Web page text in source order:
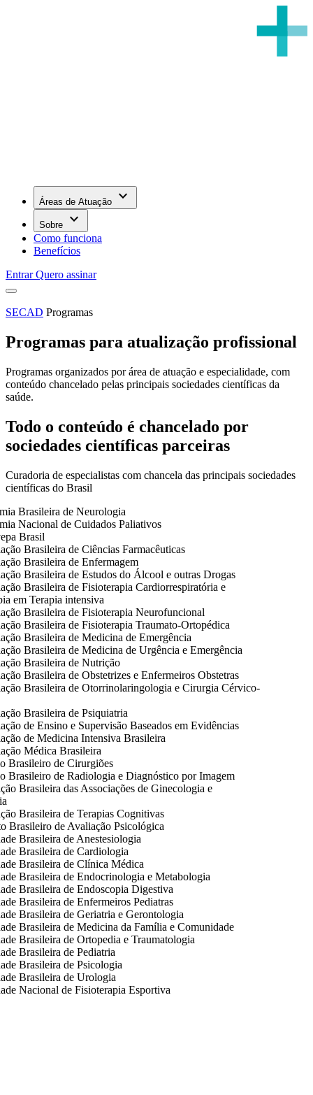
Áreas de Atuação keyboard_arrow_down
Sobre keyboard_arrow_down
Como funciona
Benefícios
EntrarQuero assinar
SECAD Programas
Programas para atualização profissional
Programas organizados por área de atuação e especialidade, com
conteúdo chancelado pelas principais sociedades científicas da
saúde.
Todo o conteúdo é chancelado por
sociedades científicas parceiras
Curadoria de especialistas com chancela das principais sociedades
científicas do Brasil